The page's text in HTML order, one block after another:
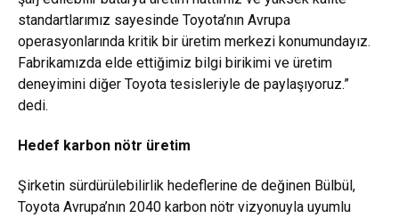
standartlarımız sayesinde Toyota’nın Avrupa
operasyonlarında kritik bir üretim merkezi konumundayız.
Fabrikamızda elde ettiğimiz bilgi birikimi ve üretim
deneyimini diğer Toyota tesisleriyle de paylaşıyoruz.”
dedi.
Hedef karbon nötr üretim
Şirketin sürdürülebilirlik hedeflerine de değinen Bülbül,
Toyota Avrupa’nın 2040 karbon nötr vizyonuyla uyumlu